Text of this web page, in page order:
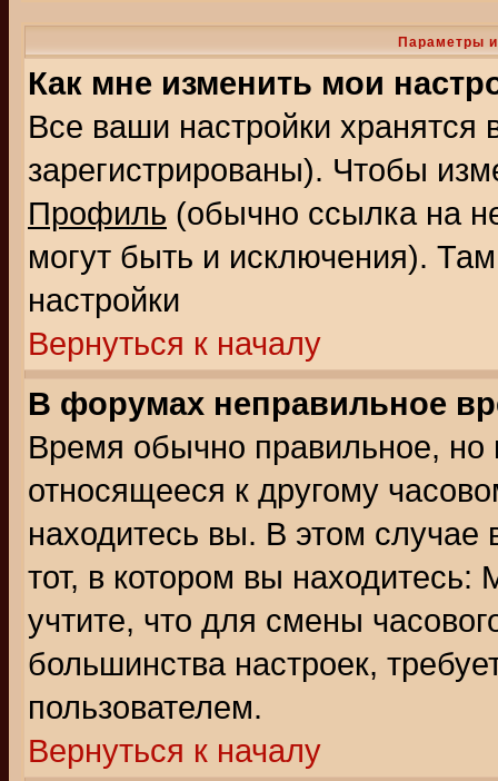
Параметры
Как мне изменить мои
Все ваши настройки
зарегистрированы). Чтобы
Профиль (обычно ссылка на
могут быть и исключения).
настройки
Вернуться к началу
В форумах неправильное
Время обычно правильное,
относящееся к другому
находитесь вы. В этом
тот, в котором вы
учтите, что для смены
большинства настроек,
пользователем.
Вернуться к началу